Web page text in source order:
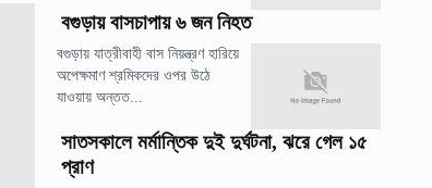
বগুড়ায় বাসচাপায় ৬ জন নিহত
বগুড়ায় যাত্রীবাহী বাস নিয়ন্ত্রণ হারিয়ে
অপেক্ষমাণ শ্রমিকদের ওপর উঠে
যাওয়ায় অন্তত...
সাতসকালে মর্মান্তিক দুই দুর্ঘটনা, ঝরে গেল ১৫
প্রাণ